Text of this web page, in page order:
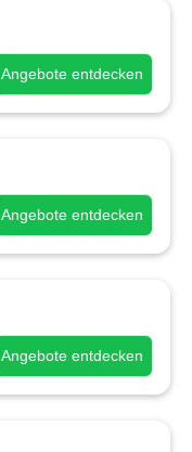
Angebote entdecken
Angebote entdecken
Angebote entdecken